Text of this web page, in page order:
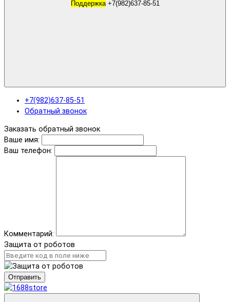
Поддержка +7(982)637-85-51
+7(982)637-85-51
Обратный звонок
Заказать обратный звонок
Ваше имя:
Ваш телефон:
Комментарий:
Защита от роботов
Отправить